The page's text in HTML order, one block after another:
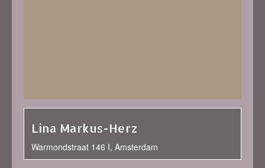
Lina Markus-Herz
Warmondstraat 146 I, Amsterdam